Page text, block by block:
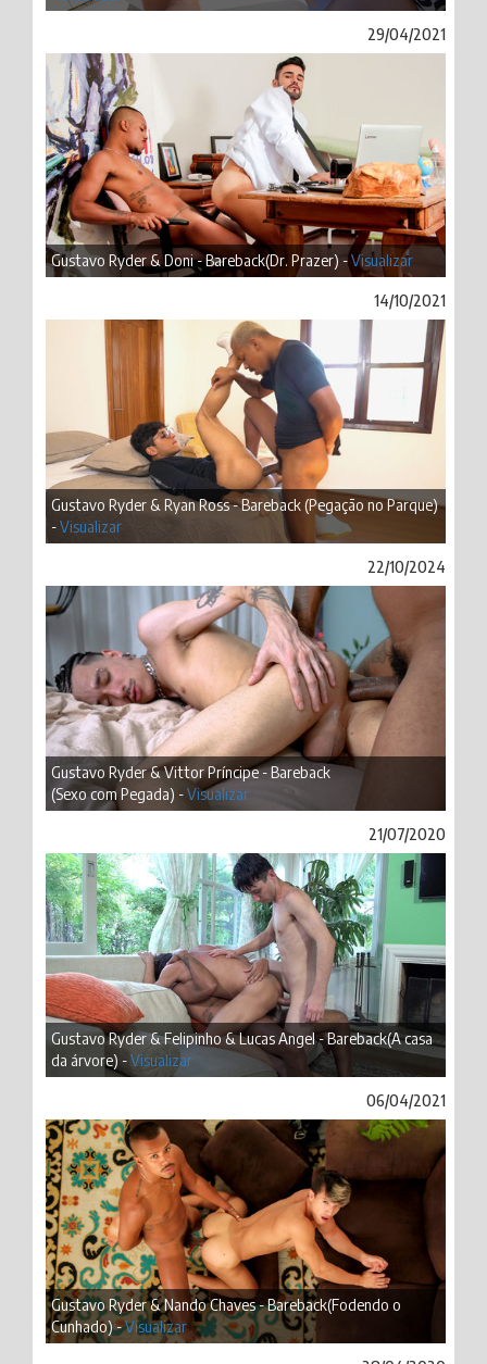
29/04/2021
Gustavo Ryder & Doni - Bareback(Dr. Prazer) -Visualizar
14/10/2021
Gustavo Ryder & Ryan Ross - Bareback (Pegação no Parque)
-Visualizar
22/10/2024
Gustavo Ryder & Vittor Príncipe - Bareback
(Sexo com Pegada) -Visualizar
21/07/2020
Gustavo Ryder & Felipinho & Lucas Angel - Bareback(A casa
da árvore) -Visualizar
06/04/2021
Gustavo Ryder & Nando Chaves - Bareback(Fodendo o
Cunhado) -Visualizar